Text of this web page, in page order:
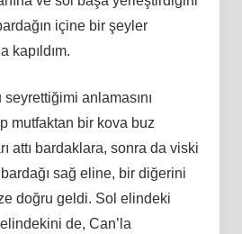
içine bir şeyler
kapıldım.
anlamasını
mutfaktan bir kova buz
attı bardaklara, sonra da viski
sağ eline, bir diğerini
doğru geldi. Sol elindeki
de, Can’la